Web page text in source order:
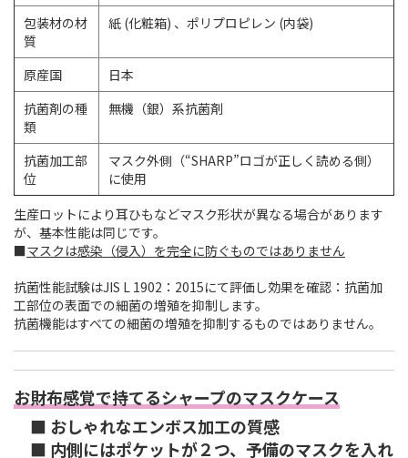
包装材の材
質
紙 (化粧箱) 、ポリプロピレン (内袋)
原産国
日本
抗菌剤の種
類
無機（銀）系抗菌剤
抗菌加工部
位
マスク外側（“SHARP”ロゴが正しく読める側）
に使用
生産ロットにより耳ひもなどマスク形状が異なる場合があります
が、基本性能は同じです。
■マスクは感染（侵入）を完全に防ぐものではありません
抗菌性能試験はJIS L 1902：2015にて評価し効果を確認：抗菌加
工部位の表面での細菌の増殖を抑制します。
抗菌機能はすべての細菌の増殖を抑制するものではありません。
お財布感覚で持てるシャープのマスクケース
■ おしゃれなエンボス加工の質感
■ 内側にはポケットが２つ、予備のマスクを入れ